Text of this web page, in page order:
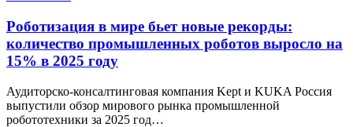
Роботизация в мире бьет новые рекорды:
количество промышленных роботов выросло на
15% в 2025 году
Аудиторско-консалтинговая компания Kept и KUKA Россия
выпустили обзор мирового рынка промышленной
робототехники за 2025 год…